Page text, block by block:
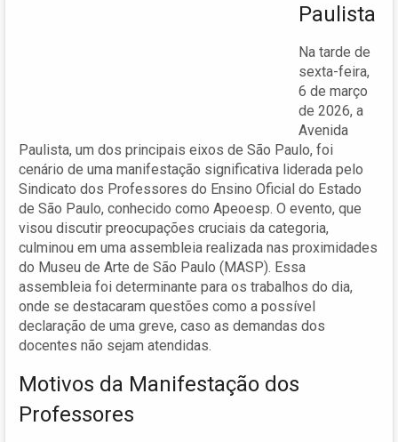
Paulista
Na tarde de
sexta-feira,
6 de março
de 2026, a
Avenida
Paulista, um dos principais eixos de São Paulo, foi
cenário de uma manifestação significativa liderada pelo
Sindicato dos Professores do Ensino Oficial do Estado
de São Paulo, conhecido como Apeoesp. O evento, que
visou discutir preocupações cruciais da categoria,
culminou em uma assembleia realizada nas proximidades
do Museu de Arte de São Paulo (MASP). Essa
assembleia foi determinante para os trabalhos do dia,
onde se destacaram questões como a possível
declaração de uma greve, caso as demandas dos
docentes não sejam atendidas.
Motivos da Manifestação dos
Professores